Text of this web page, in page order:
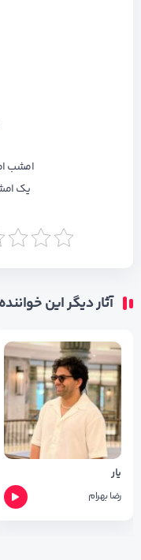
امشب
یک
آثار دیگر این خواننده
یار
رضا بهرام